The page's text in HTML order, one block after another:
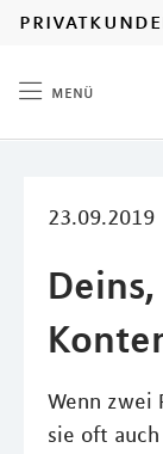
menü
23.09.2019
Wenn zwei
sie oft